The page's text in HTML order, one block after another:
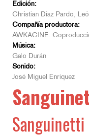
Edición:
Christian Díaz Pardo,
Compañía productora:
AWKACINE.
Música:
Galo Durán
Sonido:
José Miguel Enríquez
Sanguinetti